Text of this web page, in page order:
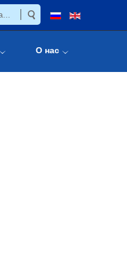
О нас